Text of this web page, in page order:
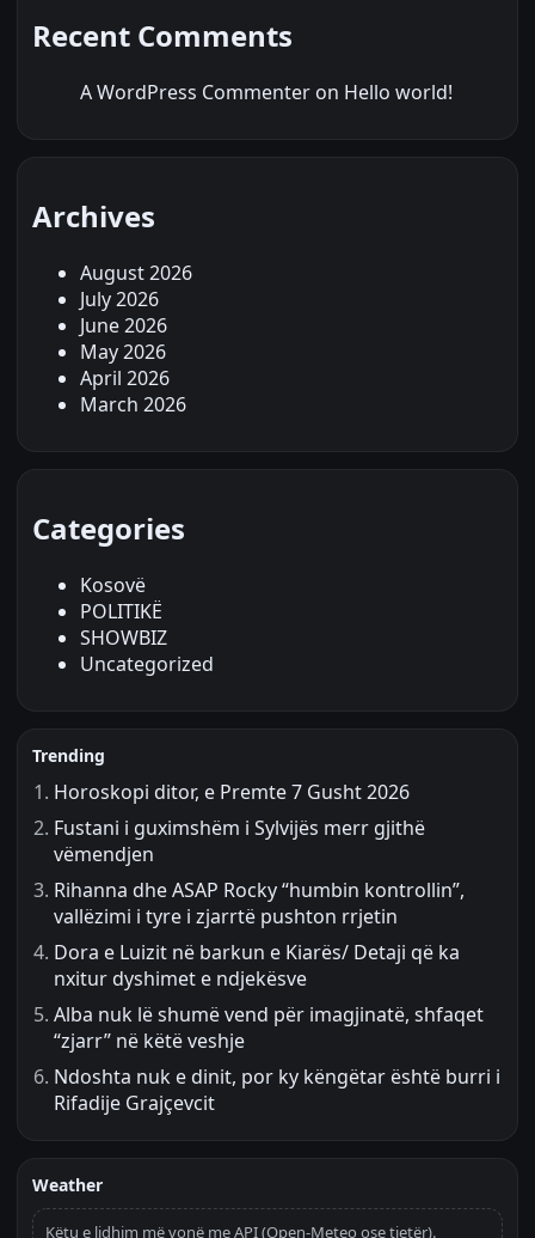
Recent Comments
A WordPress Commenter on Hello world!
Archives
August 2026
July 2026
June 2026
May 2026
April 2026
March 2026
Categories
Kosovë
POLITIKË
SHOWBIZ
Uncategorized
Trending
Horoskopi ditor, e Premte 7 Gusht 2026
Fustani i guximshëm i Sylvijës merr gjithë
vëmendjen
Rihanna dhe ASAP Rocky “humbin kontrollin”,
vallëzimi i tyre i zjarrtë pushton rrjetin
Dora e Luizit në barkun e Kiarës/ Detaji që ka
nxitur dyshimet e ndjekësve
Alba nuk lë shumë vend për imagjinatë, shfaqet
“zjarr” në këtë veshje
Ndoshta nuk e dinit, por ky këngëtar është burri i
Rifadije Grajçevcit
Weather
Këtu e lidhim më vonë me API (Open-Meteo ose tjetër).